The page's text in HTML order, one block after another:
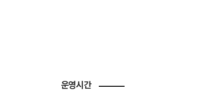
운영시간